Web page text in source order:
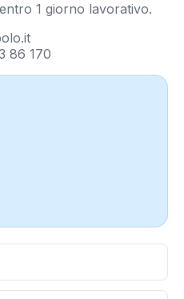
1 giorno lavorativo.
86 170